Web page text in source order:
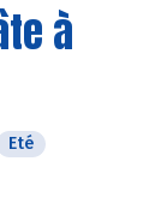
à
Eté